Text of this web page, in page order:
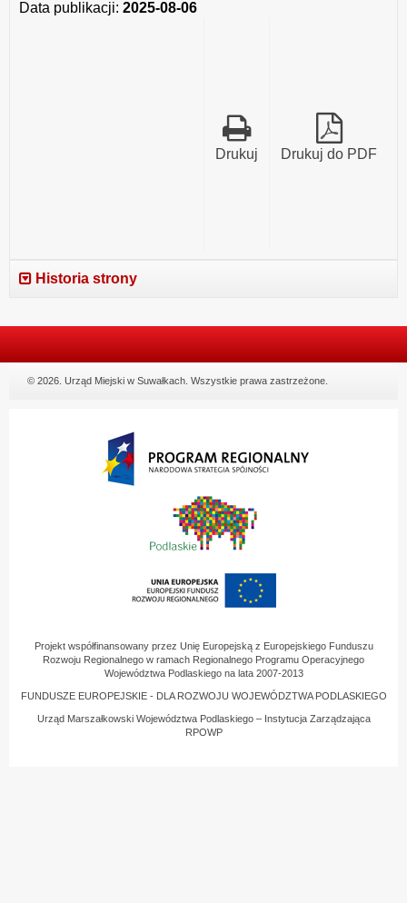
Data publikacji: 2025-08-06
Drukuj do PDF
Drukuj
Historia strony
© 2026. Urząd Miejski w Suwałkach. Wszystkie prawa zastrzeżone.
Projekt współfinansowany przez Unię Europejską z Europejskiego Funduszu
Rozwoju Regionalnego w ramach Regionalnego Programu Operacyjnego
Województwa Podlaskiego na lata 2007-2013
FUNDUSZE EUROPEJSKIE - DLA ROZWOJU WOJEWÓDZTWA PODLASKIEGO
Urząd Marszałkowski Województwa Podlaskiego – Instytucja Zarządzająca
RPOWP